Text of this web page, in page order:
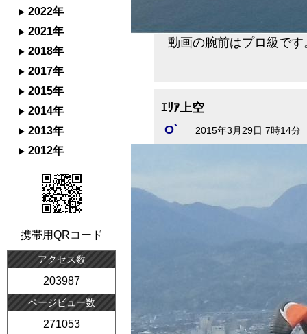
動画の腕前はプロ級で
ｴﾘｱ上空
O`
2015年3月29日 7時14分
2022年
2021年
2018年
2017年
2015年
2014年
2013年
2012年
携帯用QRコード
アクセス数
203987
ページビュー数
271053